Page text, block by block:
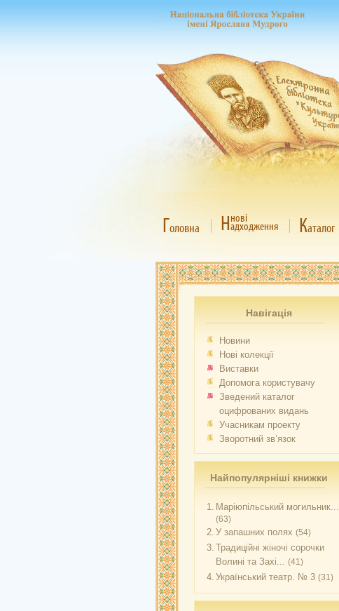
Головна Ннові
адходження Каталог
Навігація
Новини
Нові колекції
Виставки
Допомога користувачу
Зведений каталог
оцифрованих видань
Учасникам проекту
Зворотний зв’язок
Найпопулярніші книжки
1. Маріюпільський могильник...
(63)
2. У запашних полях (54)
3. Традиційні жіночі сорочки
Волині та Захі... (41)
4. Український театр. № 3 (31)